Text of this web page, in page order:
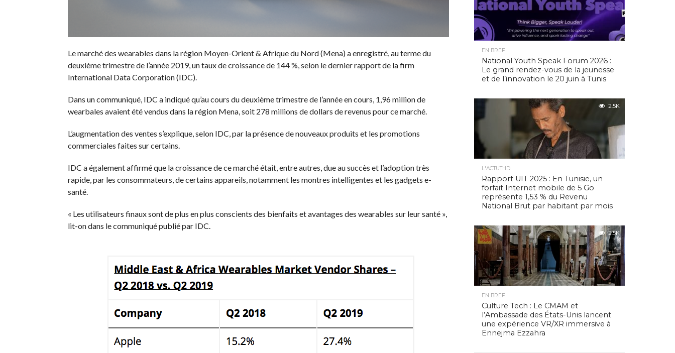
Le marché des wearables dans la région Moyen-Orient & Afrique du Nord (Mena) a enregistré, au terme du
deuxième trimestre de l’année 2019, un taux de croissance de 144 %, selon le dernier rapport de la firm
International Data Corporation (IDC).
Dans un communiqué, IDC a indiqué qu’au cours du deuxième trimestre de l’année en cours, 1,96 million de
wearbales avaient été vendus dans la région Mena, soit 278 millions de dollars de revenus pour ce marché.
L’augmentation des ventes s’explique, selon IDC, par la présence de nouveaux produits et les promotions
commerciales faites sur certains.
IDC a également affirmé que la croissance de ce marché était, entre autres, due au succès et l’adoption très
rapide, par les consommateurs, de certains appareils, notamment les montres intelligentes et les gadgets e-
santé.
« Les utilisateurs finaux sont de plus en plus conscients des bienfaits et avantages des wearables sur leur santé »,
lit-on dans le communiqué publié par IDC.
EN BREF
National Youth Speak Forum 2026 :
Le grand rendez-vous de la jeunesse
et de l’innovation le 20 juin à Tunis
2.5K
L'ACTUTHD
Rapport UIT 2025 : En Tunisie, un
forfait Internet mobile de 5 Go
représente 1,53 % du Revenu
National Brut par habitant par mois
2.5K
EN BREF
Culture Tech : Le CMAM et
l’Ambassade des États-Unis lancent
une expérience VR/XR immersive à
Ennejma Ezzahra